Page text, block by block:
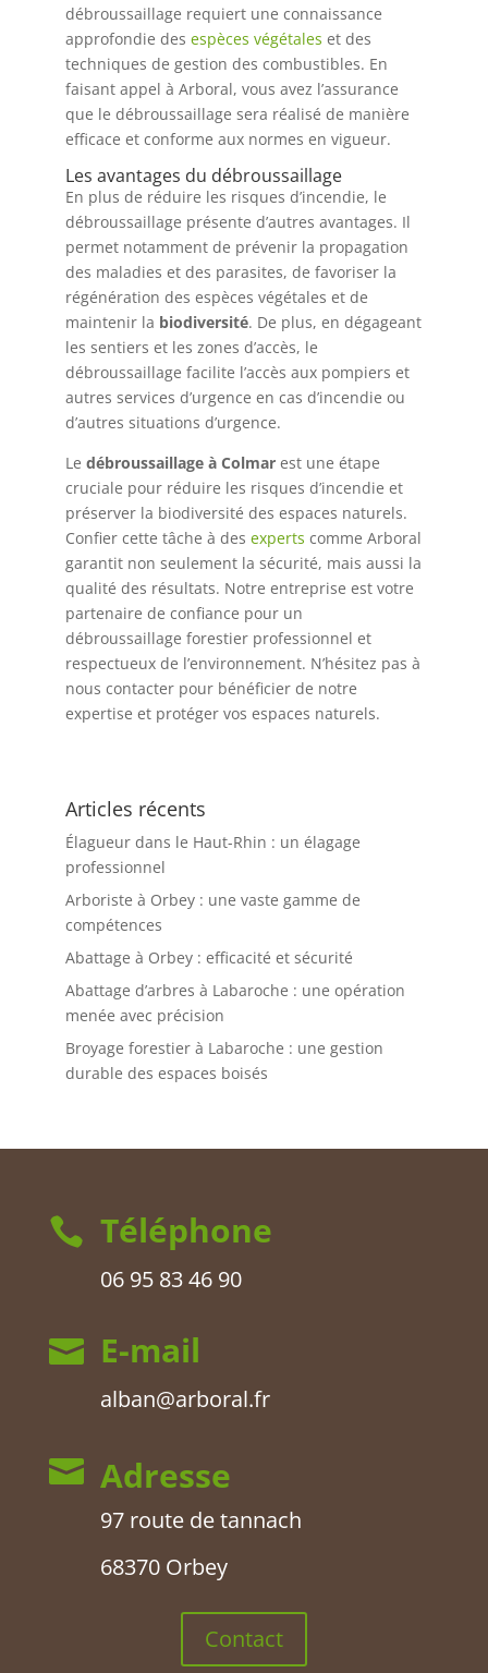
débroussaillage requiert une connaissance
approfondie des espèces végétales et des
techniques de gestion des combustibles. En
faisant appel à Arboral, vous avez l’assurance
que le débroussaillage sera réalisé de manière
efficace et conforme aux normes en vigueur.
Les avantages du débroussaillage
En plus de réduire les risques d’incendie, le
débroussaillage présente d’autres avantages. Il
permet notamment de prévenir la propagation
des maladies et des parasites, de favoriser la
régénération des espèces végétales et de
maintenir la biodiversité. De plus, en dégageant
les sentiers et les zones d’accès, le
débroussaillage facilite l’accès aux pompiers et
autres services d’urgence en cas d’incendie ou
d’autres situations d’urgence.
Le débroussaillage à Colmarest une étape
cruciale pour réduire les risques d’incendie et
préserver la biodiversité des espaces naturels.
Confier cette tâche à des experts comme Arboral
garantit non seulement la sécurité, mais aussi la
qualité des résultats. Notre entreprise est votre
partenaire de confiance pour un
débroussaillage forestier professionnel et
respectueux de l’environnement. N’hésitez pas à
nous contacter pour bénéficier de notre
expertise et protéger vos espaces naturels.
Articles récents
Élagueur dans le Haut-Rhin : un élagage
professionnel
Arboriste à Orbey : une vaste gamme de
compétences
Abattage à Orbey : efficacité et sécurité
Abattage d’arbres à Labaroche : une opération
menée avec précision
Broyage forestier à Labaroche : une gestion
durable des espaces boisés
 Téléphone
06 95 83 46 90
 E-mail
alban@arboral.fr
 Adresse
97 route de tannach
68370 Orbey
Contact